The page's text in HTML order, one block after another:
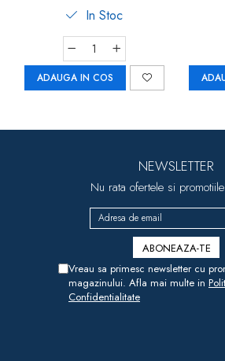
In Stoc
ADAUGA IN COS
NEWSLETTER
Nu rata ofertele si
Vreau sa primesc newsletter cu
magazinului. Afla mai multe in
Confidentialitate